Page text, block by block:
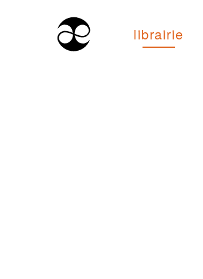
librairie